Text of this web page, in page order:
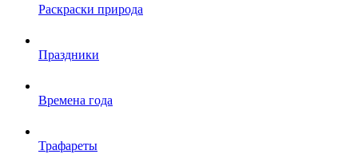
Раскраски природа
Праздники
Времена года
Трафареты